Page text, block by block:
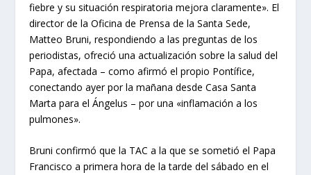
fiebre y su situación respiratoria mejora claramente». El
director de la Oficina de Prensa de la Santa Sede,
Matteo Bruni, respondiendo a las preguntas de los
periodistas, ofreció una actualización sobre la salud del
Papa, afectada – como afirmó el propio Pontífice,
conectando ayer por la mañana desde Casa Santa
Marta para el Ángelus – por una «inflamación a los
pulmones».
Bruni confirmó que la TAC a la que se sometió el Papa
Francisco a primera hora de la tarde del sábado en el